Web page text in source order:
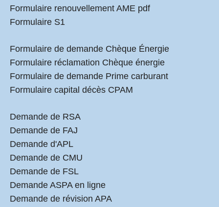
Formulaire renouvellement AME pdf
Formulaire S1
Formulaire de demande Chèque Énergie
Formulaire réclamation Chèque énergie
Formulaire de demande Prime carburant
Formulaire capital décès CPAM
Demande de RSA
Demande de FAJ
Demande d'APL
Demande de CMU
Demande de FSL
Demande ASPA en ligne
Demande de révision APA